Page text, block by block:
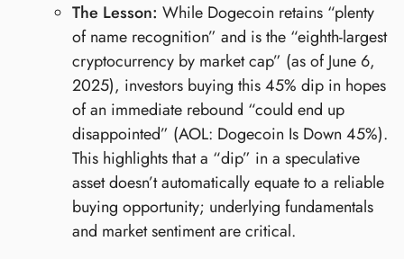
The Lesson: While Dogecoin retains “plenty
of name recognition” and is the “eighth-largest
cryptocurrency by market cap” (as of June 6,
2025), investors buying this 45% dip in hopes
of an immediate rebound “could end up
disappointed” (AOL: Dogecoin Is Down 45%).
This highlights that a “dip” in a speculative
asset doesn’t automatically equate to a reliable
buying opportunity; underlying fundamentals
and market sentiment are critical.